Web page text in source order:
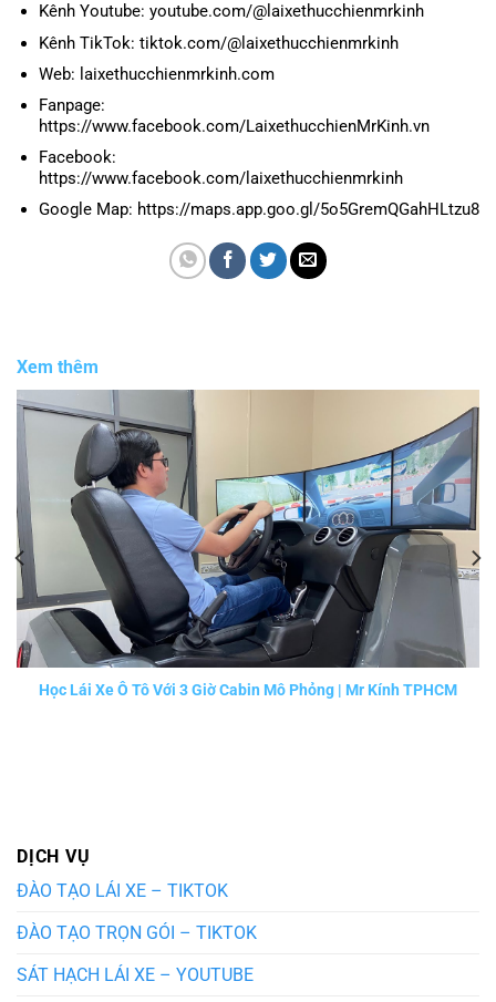
Kênh Youtube: youtube.com/@laixethucchienmrkinh
Kênh TikTok: tiktok.com/@laixethucchienmrkinh
Web: laixethucchienmrkinh.com
Fanpage:
https://www.facebook.com/LaixethucchienMrKinh.vn
Facebook:
https://www.facebook.com/laixethucchienmrkinh
Google Map: https://maps.app.goo.gl/5o5GremQGahHLtzu8
Xem thêm
Học Lái Xe Ô Tô Với 3 Giờ Cabin Mô Phỏng | Mr Kính TPHCM
DỊCH VỤ
ĐÀO TẠO LÁI XE – TIKTOK
ĐÀO TẠO TRỌN GÓI – TIKTOK
SÁT HẠCH LÁI XE – YOUTUBE